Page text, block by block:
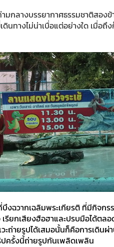
กลางบรรยากาศธรรมชาติสองข้
ทางไม่น่าเบื่อแต่อย่างใด เมื่อถึง
งฉวากเฉลิมพระเกียรติ ที่มีกิจก
เรียกเสียงฮือฮาและปรบมือได้ต
ะถ่ายรูปได้เสมอนั้นก็คือการเดินผ่
ปครั้งนี้ถ่ายรูปกันเพลิดเพลิน